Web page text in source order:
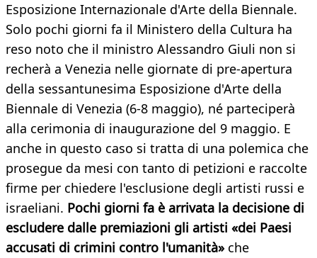
Esposizione Internazionale d'Arte della Biennale.
Solo pochi giorni fa il Ministero della Cultura ha
reso noto che il ministro Alessandro Giuli non si
recherà a Venezia nelle giornate di pre-apertura
della sessantunesima Esposizione d'Arte della
Biennale di Venezia (6-8 maggio), né parteciperà
alla cerimonia di inaugurazione del 9 maggio. E
anche in questo caso si tratta di una polemica che
prosegue da mesi con tanto di petizioni e raccolte
firme per chiedere l'esclusione degli artisti russi e
israeliani. Pochi giorni fa è arrivata la decisione di
escludere dalle premiazioni gli artisti «dei Paesi
accusati di crimini contro l'umanità» che